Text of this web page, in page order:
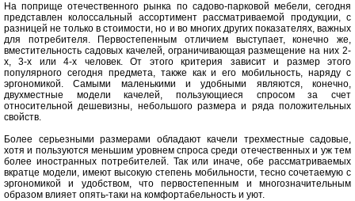
На поприще отечественного рынка по садово-парковой мебели, сегодня
представлен колоссальный ассортимент рассматриваемой продукции, с
разницей не только в стоимости, но и во многих других показателях, важных
для потребителя. Первостепенным отличием выступает, конечно же,
вместительность садовых качелей, ограничивающая размещение на них 2-
х, 3-х или 4-х человек. От этого критерия зависит и размер этого
популярного сегодня предмета, также как и его мобильность, наряду с
эргономикой. Самыми маленькими и удобными являются, конечно,
двухместные модели качелей, пользующиеся спросом за счет
относительной дешевизны, небольшого размера и ряда положительных
свойств.
Более серьезными размерами обладают качели трехместные садовые,
хотя и пользуются меньшим уровнем спроса среди отечественных и уж тем
более иностранных потребителей. Так или иначе, обе рассматриваемых
вкратце модели, имеют высокую степень мобильности, тесно сочетаемую с
эргономикой и удобством, что первостепенным и многозначительным
образом влияет опять-таки на комфортабельность и уют.